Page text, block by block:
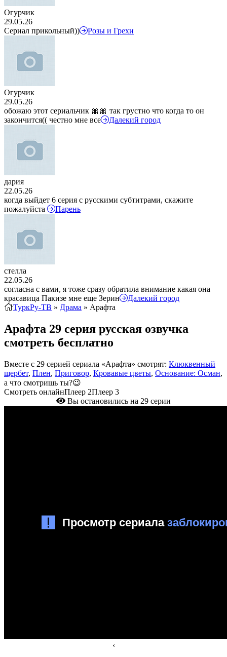
Огурчик
29.05.26
Сериал прикольный))
Розы и Грехи
Огурчик
29.05.26
обожаю этот сериальчик 🎀🎀 так грустно что когда то он
закончится(( честно мне все
Далекий город
дария
22.05.26
когда выйдет 6 серия с русскими субтитрами, скажите
пожалуйста
Парень
стелла
22.05.26
согласна с вами, я тоже сразу обратила внимание какая она
красавица Пакизе мне еще Зерин
Далекий город
ТуркРу-ТВ » Драма » Арафта
Арафта 29 серия русская озвучка
смотреть бесплатно
Вместе с 29 серией сериала «Арафта» смотрят: Клюквенный
щербет, Плен, Приговор, Кровавые цветы, Основание: Осман,
а что смотришь ты?😉
Смотреть онлайнПлеер 2Плеер 3
Вы остановились на 29 серии
‹